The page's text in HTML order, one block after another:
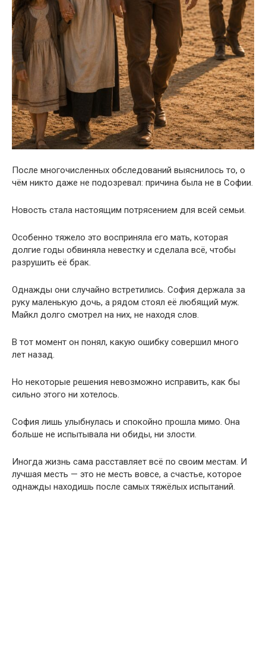
После многочисленных обследований выяснилось то, о
чём никто даже не подозревал: причина была не в Софии.
Новость стала настоящим потрясением для всей семьи.
Особенно тяжело это восприняла его мать, которая
долгие годы обвиняла невестку и сделала всё, чтобы
разрушить её брак.
Однажды они случайно встретились. София держала за
руку маленькую дочь, а рядом стоял её любящий муж.
Майкл долго смотрел на них, не находя слов.
В тот момент он понял, какую ошибку совершил много
лет назад.
Но некоторые решения невозможно исправить, как бы
сильно этого ни хотелось.
София лишь улыбнулась и спокойно прошла мимо. Она
больше не испытывала ни обиды, ни злости.
Иногда жизнь сама расставляет всё по своим местам. И
лучшая месть — это не месть вовсе, а счастье, которое
однажды находишь после самых тяжёлых испытаний.